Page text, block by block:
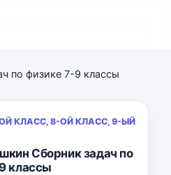
по физике 7-9 классы
КЛАСС, 8-ОЙ КЛАСС, 9-ЫЙ
Сборник задач по
классы